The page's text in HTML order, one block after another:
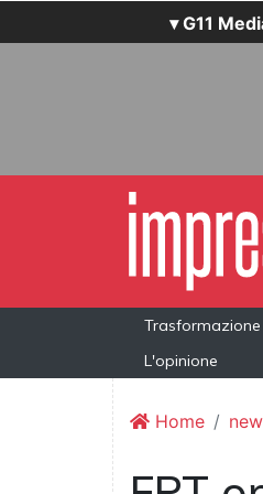
▾ G11
L'opinione
Home